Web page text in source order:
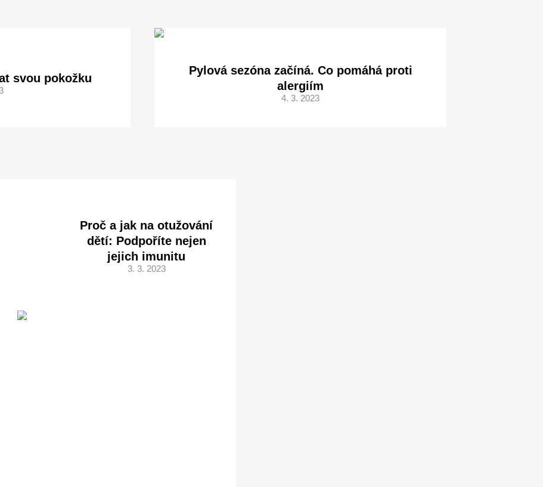
svou pokožku
Pylová sezóna začíná. Co pomáhá proti
alergiím
4. 3. 2023
Proč a jak na otužování
dětí: Podpoříte nejen
jejich imunitu
3. 3. 2023